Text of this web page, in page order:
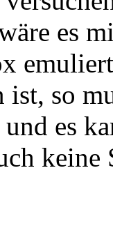
es
ist, so
es